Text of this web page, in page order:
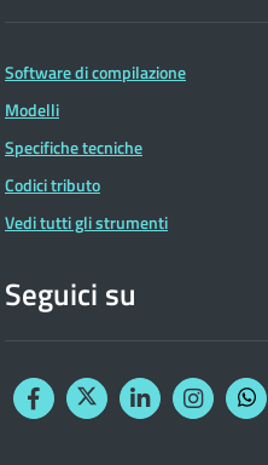
Software di compilazione
Modelli
Specifiche tecniche
Codici tributo
Vedi tutti gli strumenti
Seguici su
FacebookTwitterLinkedinInstagram